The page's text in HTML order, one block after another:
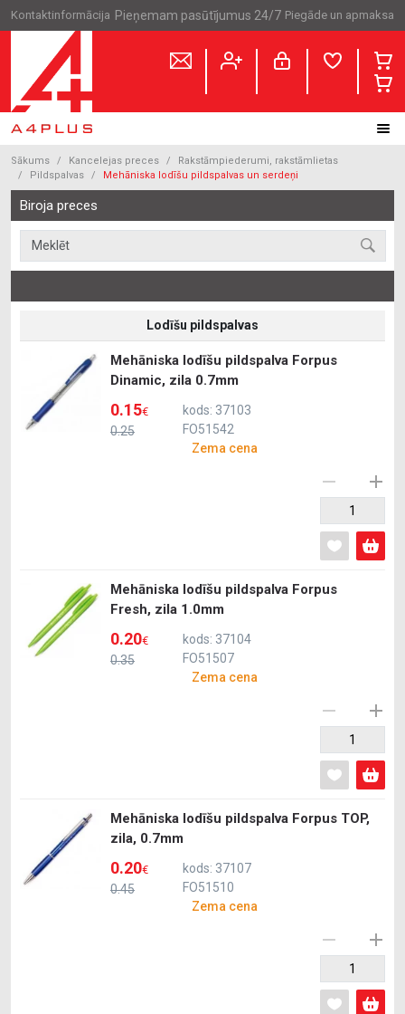
Kontaktinformācija Pieņemam pasūtījumus 24/7 Piegāde un apmaksa
Sākums Kancelejas preces
Rakstāmpiederumi, rakstāmlietas
Pildspalvas
Mehāniska lodīšu pildspalvas un serdeņi
Biroja preces
Lodīšu pildspalvas
Mehāniska lodīšu pildspalva Forpus
Dinamic, zila 0.7mm
0.25
0.15€
kods: 37103
FO51542
Zema cena
Mehāniska lodīšu pildspalva Forpus
Fresh, zila 1.0mm
0.35
0.20€
kods: 37104
FO51507
Zema cena
Mehāniska lodīšu pildspalva Forpus TOP,
zila, 0.7mm
0.45
0.20€
kods: 37107
FO51510
Zema cena